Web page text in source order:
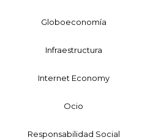
Globoeconomía
Infraestructura
Internet Economy
Ocio
Responsabilidad Social